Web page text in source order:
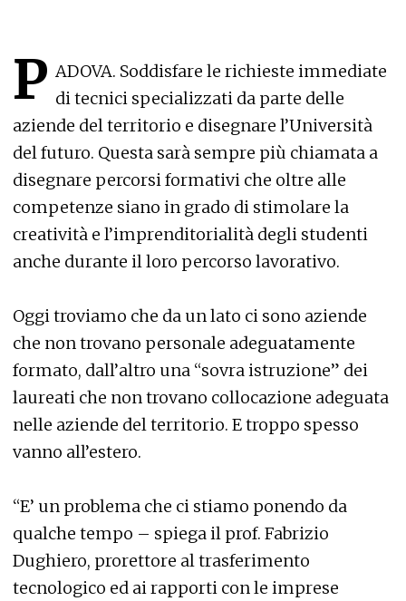
P ADOVA. Soddisfare le richieste immediate
di tecnici specializzati da parte delle
aziende del territorio e disegnare l’Università
del futuro. Questa sarà sempre più chiamata a
disegnare percorsi formativi che oltre alle
competenze siano in grado di stimolare la
creatività e l’imprenditorialità degli studenti
anche durante il loro percorso lavorativo.
Oggi troviamo che da un lato ci sono aziende
che non trovano personale adeguatamente
formato, dall’altro una “sovra istruzione” dei
laureati che non trovano collocazione adeguata
nelle aziende del territorio. E troppo spesso
vanno all’estero.
“E’ un problema che ci stiamo ponendo da
qualche tempo – spiega il prof. Fabrizio
Dughiero, prorettore al trasferimento
tecnologico ed ai rapporti con le imprese